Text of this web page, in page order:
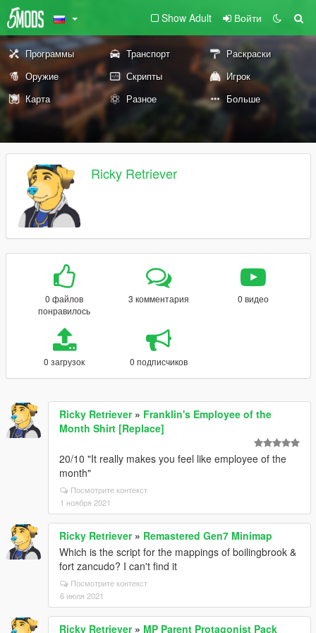
Show Adult Войти
Программы Транспорт
Раскраски
Оружие
Скрипты
Игрок
Карта
Разное Больше
Ricky Retriever
0 файлов
понравилось
3 комментария 0 видео
0 загрузок 0 подписчиков
Ricky Retriever» Franklin's Employee of the
Month Shirt [Replace]
20/10 "It really makes you feel like employee of the
month"
Посмотрите контекст
1 ноября 2021
Ricky Retriever» Remastered Gen7 Minimap
Which is the script for the mappings of boilingbrook &
fort zancudo? I can't find it
Посмотрите контекст
6 июля 2021
Ricky Retriever» MP Parent Protagonist Pack